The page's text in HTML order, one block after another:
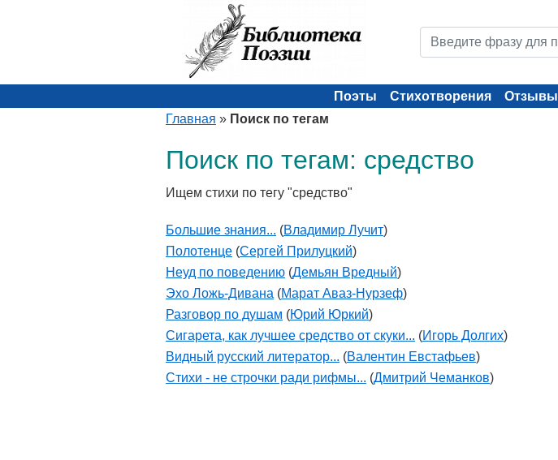
Поэты Стихотворения Отзывы
Главная » Поиск по тегам
Поиск по тегам: средство
Ищем стихи по тегу "средство"
Большие знания... (Владимир Лучит)
Полотенце (Сергей Прилуцкий)
Неуд по поведению (Демьян Вредный)
Эхо Ложь-Дивана (Марат Аваз-Нурзеф)
Разговор по душам (Юрий Юркий)
Cигарета, как лучшее средство от скуки... (Игорь Долгих)
Видный русский литератор... (Валентин Евстафьев)
Стихи - не строчки ради рифмы... (Дмитрий Чеманков)